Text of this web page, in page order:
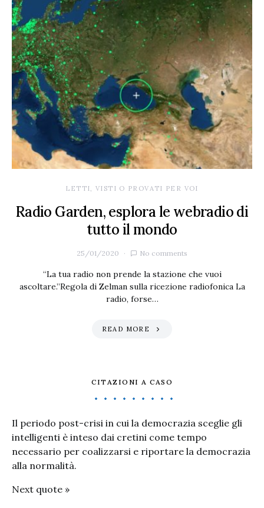
LETTI, VISTI O PROVATI PER VOI
Radio Garden, esplora le webradio di
tutto il mondo
25/01/2020 No comments
“La tua radio non prende la stazione che vuoi
ascoltare.”Regola di Zelman sulla ricezione radiofonica La
radio, forse…
READ MORE
CITAZIONI A CASO
Il periodo post-crisi in cui la democrazia sceglie gli
intelligenti è inteso dai cretini come tempo
necessario per coalizzarsi e riportare la democrazia
alla normalità.
Next quote »